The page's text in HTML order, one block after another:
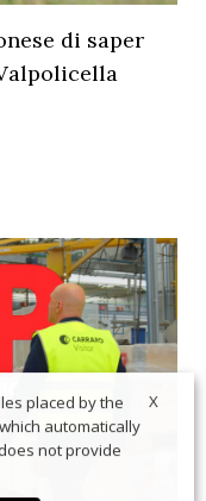
di saper
X
placed by the
automatically
not provide